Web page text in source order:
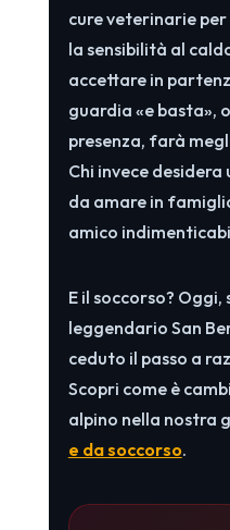
cure veterinarie
la sensibilità al
accettare in
guardia «e basta»,
presenza, farà
Chi invece
da amare in
amico
E il soccorso?
leggendario San
ceduto il passo a
Scopri come è
alpino nella nostra
e da soccorso.